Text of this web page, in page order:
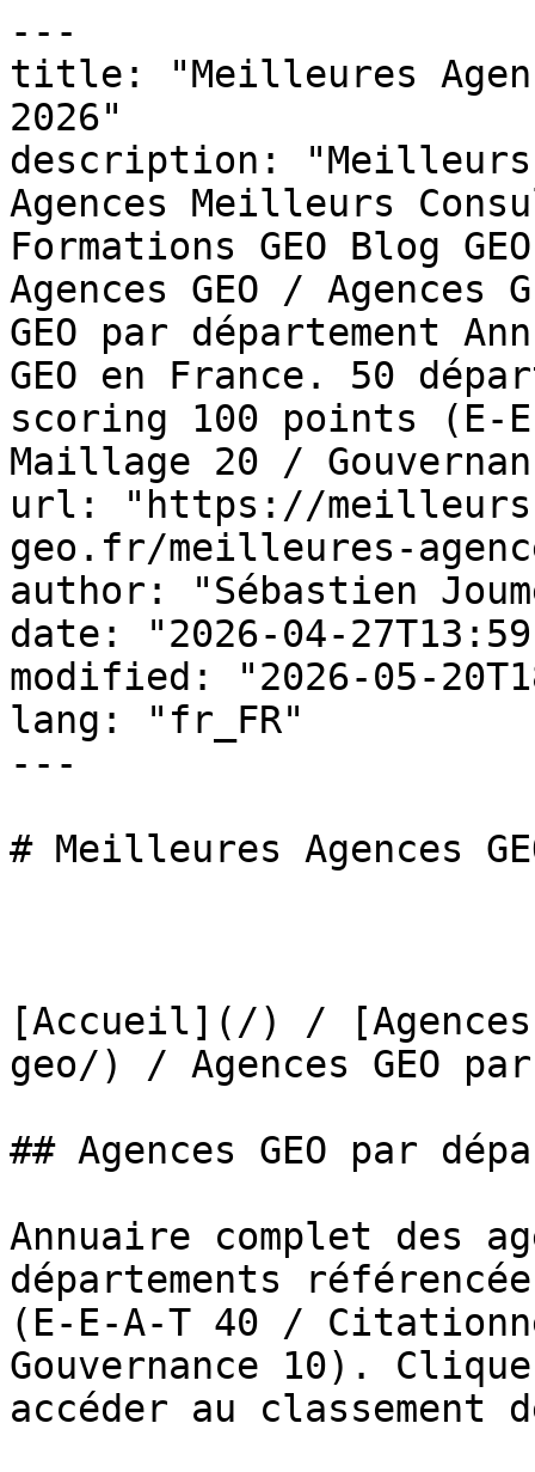
---
title: "Meilleures
2026"
description: "Meilleurs
Agences Meilleurs
Formations GEO Blog
Agences GEO / Agences
GEO par département
GEO en France. 50
scoring 100 points
Maillage 20 /
url: "https://
geo.fr/meilleures-
author: "Sébastien
date: "2026-04-
modified: "2026-05-
lang: "fr_FR"
---
# Meilleures Agences
[Accueil](/) / [Agences
geo/) / Agences GEO
## Agences GEO par
Annuaire complet des
départements
(E-E-A-T 40 /
Gouvernance 10).
accéder au